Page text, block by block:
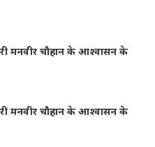
मनवीर चौहान के आश्वासन के
मनवीर चौहान के आश्वासन के